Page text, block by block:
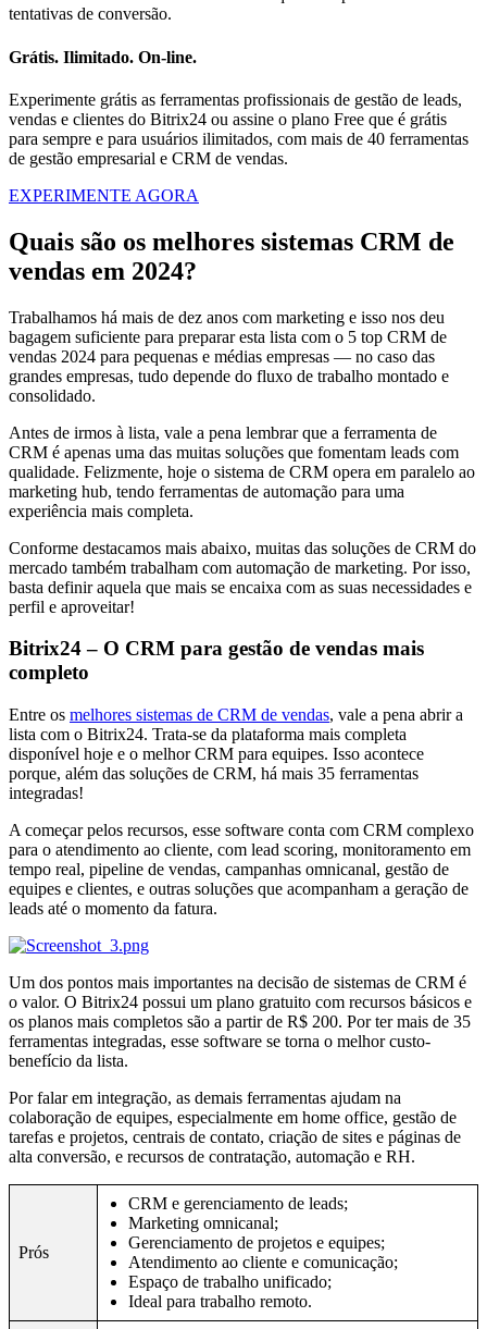
tentativas de conversão.
Grátis. Ilimitado. On-line.
Experimente grátis as ferramentas profissionais de gestão de leads,
vendas e clientes do Bitrix24 ou assine o plano Free que é grátis
para sempre e para usuários ilimitados, com mais de 40 ferramentas
de gestão empresarial e CRM de vendas.
EXPERIMENTE AGORA
Quais são os melhores sistemas CRM de
vendas em 2024?
Trabalhamos há mais de dez anos com marketing e isso nos deu
bagagem suficiente para preparar esta lista com o 5 top CRM de
vendas 2024 para pequenas e médias empresas — no caso das
grandes empresas, tudo depende do fluxo de trabalho montado e
consolidado.
Antes de irmos à lista, vale a pena lembrar que a ferramenta de
CRM é apenas uma das muitas soluções que fomentam leads com
qualidade. Felizmente, hoje o sistema de CRM opera em paralelo ao
marketing hub, tendo ferramentas de automação para uma
experiência mais completa.
Conforme destacamos mais abaixo, muitas das soluções de CRM do
mercado também trabalham com automação de marketing. Por isso,
basta definir aquela que mais se encaixa com as suas necessidades e
perfil e aproveitar!
Bitrix24 – O CRM para gestão de vendas mais
completo
Entre os melhores sistemas de CRM de vendas, vale a pena abrir a
lista com o Bitrix24. Trata-se da plataforma mais completa
disponível hoje e o melhor CRM para equipes. Isso acontece
porque, além das soluções de CRM, há mais 35 ferramentas
integradas!
A começar pelos recursos, esse software conta com CRM complexo
para o atendimento ao cliente, com lead scoring, monitoramento em
tempo real, pipeline de vendas, campanhas omnicanal, gestão de
equipes e clientes, e outras soluções que acompanham a geração de
leads até o momento da fatura.
Um dos pontos mais importantes na decisão de sistemas de CRM é
o valor. O Bitrix24 possui um plano gratuito com recursos básicos e
os planos mais completos são a partir de R$ 200. Por ter mais de 35
ferramentas integradas, esse software se torna o melhor custo-
benefício da lista.
Por falar em integração, as demais ferramentas ajudam na
colaboração de equipes, especialmente em home office, gestão de
tarefas e projetos, centrais de contato, criação de sites e páginas de
alta conversão, e recursos de contratação, automação e RH.
Prós
CRM e gerenciamento de leads;
Marketing omnicanal;
Gerenciamento de projetos e equipes;
Atendimento ao cliente e comunicação;
Espaço de trabalho unificado;
Ideal para trabalho remoto.